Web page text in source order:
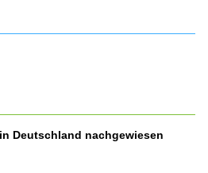
Deutschland nachgewiesen